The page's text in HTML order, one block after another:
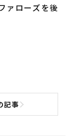
ァローズを後
記事
次の記事へ